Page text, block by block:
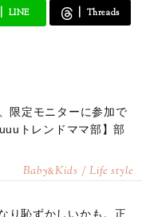
LINE Threads
限定モニターに参加で
トレンドママ部】部
Baby&Kids / Life style
り恥ずかしいかも。正